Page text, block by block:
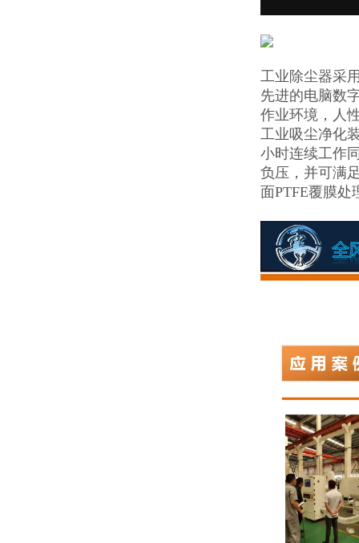
工业除尘器采
先进的电脑数
作业环境，人
工业吸尘净化
小时连续工作
负压，并可满
面PTFE覆膜处